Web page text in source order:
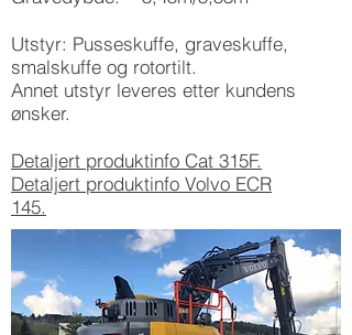
Utstyr: Pusseskuffe, graveskuffe,
smalskuffe og rotortilt.
Annet utstyr leveres etter kundens
ønsker.
Detaljert produktinfo Cat 315F.
Detaljert produktinfo Volvo ECR
145.